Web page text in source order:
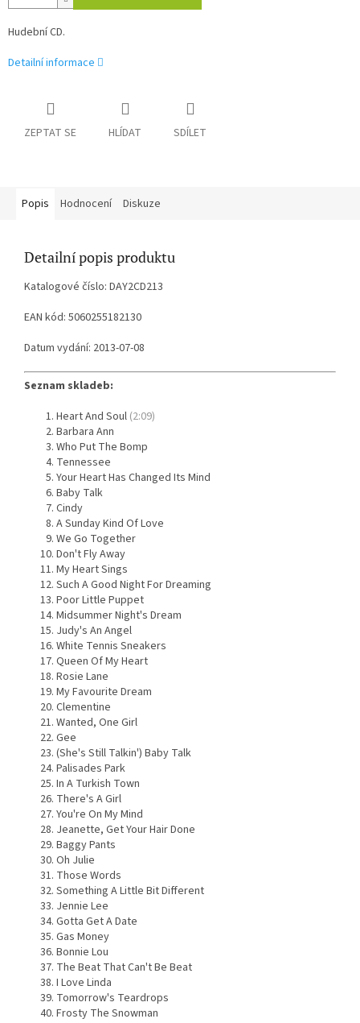
Hudební CD.
Detailní informace
ZEPTAT SE HLÍDAT SDÍLET
Popis Hodnocení Diskuze
Detailní popis produktu
Katalogové číslo: DAY2CD213
EAN kód: 5060255182130
Datum vydání: 2013-07-08
Seznam skladeb:
Heart And Soul (2:09)
Barbara Ann
Who Put The Bomp
Tennessee
Your Heart Has Changed Its Mind
Baby Talk
Cindy
A Sunday Kind Of Love
We Go Together
Don't Fly Away
My Heart Sings
Such A Good Night For Dreaming
Poor Little Puppet
Midsummer Night's Dream
Judy's An Angel
White Tennis Sneakers
Queen Of My Heart
Rosie Lane
My Favourite Dream
Clementine
Wanted, One Girl
Gee
(She's Still Talkin') Baby Talk
Palisades Park
In A Turkish Town
There's A Girl
You're On My Mind
Jeanette, Get Your Hair Done
Baggy Pants
Oh Julie
Those Words
Something A Little Bit Different
Jennie Lee
Gotta Get A Date
Gas Money
Bonnie Lou
The Beat That Can't Be Beat
I Love Linda
Tomorrow's Teardrops
Frosty The Snowman